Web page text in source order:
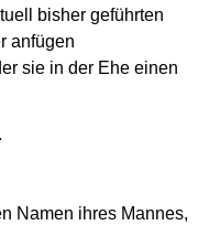
bisher geführten
anfügen
sie in der Ehe einen
Namen ihres Mannes,